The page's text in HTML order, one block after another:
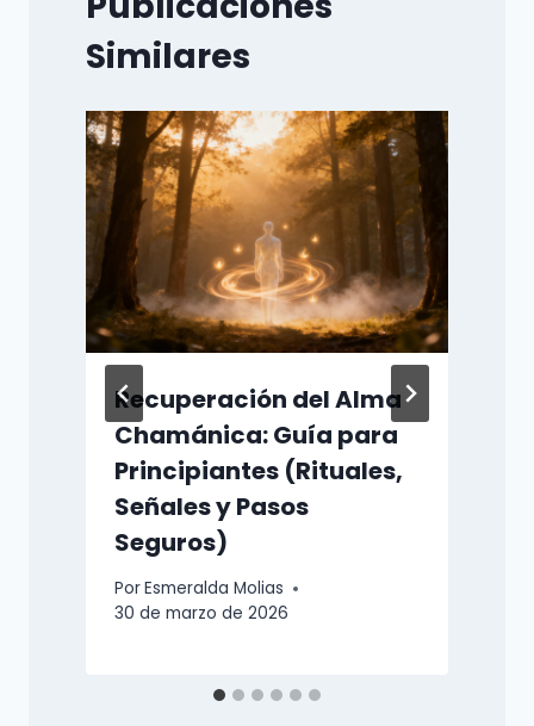
Similares
Recuperación del Alma
Chamánica: Guía para
Principiantes (Rituales,
Señales y Pasos
Seguros)
PorEsmeralda Molias
30 de marzo de 2026